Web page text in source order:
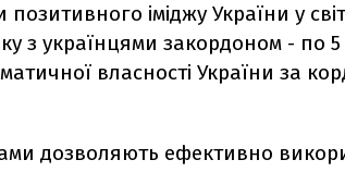
іміджу України у
з українцями закордоном - по
власності України за
дозволяють ефективно